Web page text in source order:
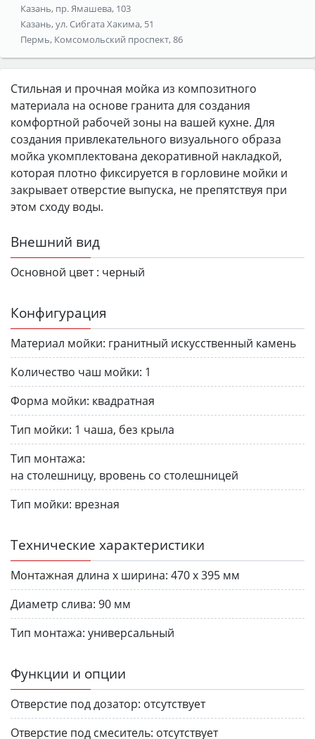
Казань, пр. Ямашева, 103
Казань, ул. Сибгата Хакима, 51
Пермь, Комсомольский проспект, 86
Стильная и прочная мойка из композитного
материала на основе гранита для создания
комфортной рабочей зоны на вашей кухне. Для
создания привлекательного визуального образа
мойка укомплектована декоративной накладкой,
которая плотно фиксируется в горловине мойки и
закрывает отверстие выпуска, не препятствуя при
этом сходу воды.
Внешний вид
Основной цвет : черный
Конфигурация
Материал мойки: гранитный искусственный камень
Количество чаш мойки: 1
Форма мойки: квадратная
Тип мойки: 1 чаша, без крыла
Тип монтажа:
на столешницу, вровень со столешницей
Тип мойки: врезная
Технические характеристики
Монтажная длина х ширина: 470 х 395 мм
Диаметр слива: 90 мм
Тип монтажа: универсальный
Функции и опции
Отверстие под дозатор: отсутствует
Отверстие под смеситель: отсутствует